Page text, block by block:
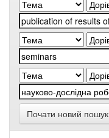
Почати новий пошук